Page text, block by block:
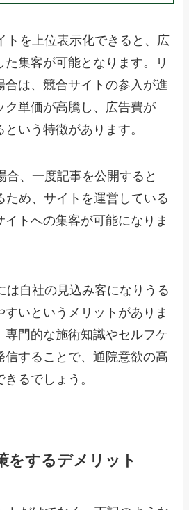
トを上位表示化できると、広
集客が可能となります。リ
合は、競合サイトの参入が進
ク単価が高騰し、広告費が
いう特徴があります。
合、一度記事を公開すると
ため、サイトを運営している
イトへの集客が可能になりま
は自社の見込み客になりうる
すいというメリットがありま
専門的な施術知識やセルフケ
信することで、通院意欲の高
るでしょう。
をするデメリット